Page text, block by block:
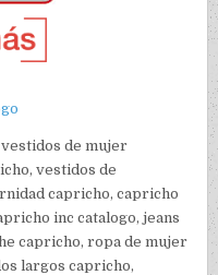
de mujer
vestidos de
capricho, capricho
inc catalogo, jeans
capricho, ropa de mujer
largos capricho,